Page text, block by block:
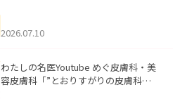
た。
2026.07.10
わたしの名医Youtube めぐ皮膚科・美
容皮膚科「”とおりすがりの皮膚科